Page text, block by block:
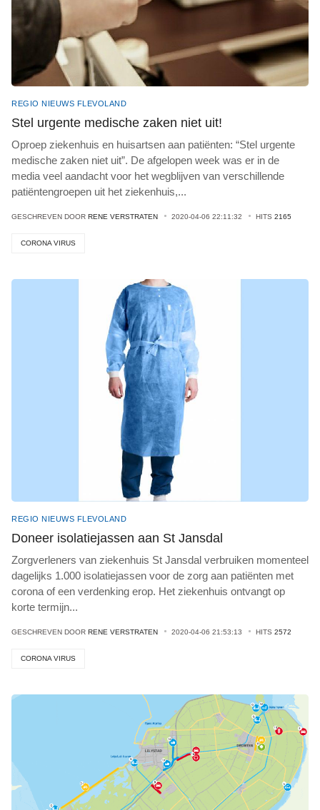
REGIO NIEUWS FLEVOLAND
Stel urgente medische zaken niet uit!
Oproep ziekenhuis en huisartsen aan patiënten: “Stel urgente
medische zaken niet uit”. De afgelopen week was er in de
media veel aandacht voor het wegblijven van verschillende
patiëntengroepen uit het ziekenhuis,...
GESCHREVEN DOOR RENE VERSTRATEN 2020-04-06 22:11:32 HITS 2165
CORONA VIRUS
REGIO NIEUWS FLEVOLAND
Doneer isolatiejassen aan St Jansdal
Zorgverleners van ziekenhuis St Jansdal verbruiken momenteel
dagelijks 1.000 isolatiejassen voor de zorg aan patiënten met
corona of een verdenking erop. Het ziekenhuis ontvangt op
korte termijn...
GESCHREVEN DOOR RENE VERSTRATEN 2020-04-06 21:53:13 HITS 2572
CORONA VIRUS